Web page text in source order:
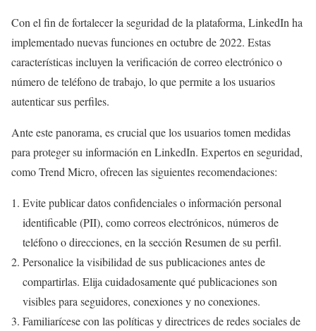
Con el fin de fortalecer la seguridad de la plataforma, LinkedIn ha
implementado nuevas funciones en octubre de 2022. Estas
características incluyen la verificación de correo electrónico o
número de teléfono de trabajo, lo que permite a los usuarios
autenticar sus perfiles.
Ante este panorama, es crucial que los usuarios tomen medidas
para proteger su información en LinkedIn. Expertos en seguridad,
como Trend Micro, ofrecen las siguientes recomendaciones:
Evite publicar datos confidenciales o información personal
identificable (PII), como correos electrónicos, números de
teléfono o direcciones, en la sección Resumen de su perfil.
Personalice la visibilidad de sus publicaciones antes de
compartirlas. Elija cuidadosamente qué publicaciones son
visibles para seguidores, conexiones y no conexiones.
Familiarícese con las políticas y directrices de redes sociales de